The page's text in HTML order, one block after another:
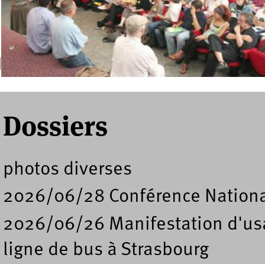
Formulaire de recherche
Recherche
Dossiers
photos diverses
2026/06/28 Conférence
2026/06/26 Manifestation
ligne de bus à Strasbourg